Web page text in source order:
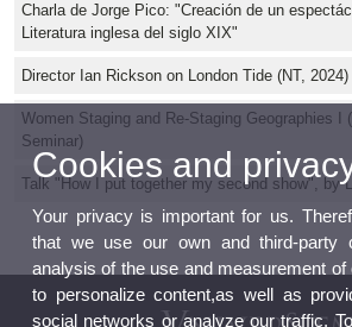
Charla de Jorge Pico: "Creación de un
Literatura inglesa del siglo XIX"
Director Ian Rickson on London Tide (NT, 2024)
Women Staging and Re-Staging Geographies I
Seminar)
Talk "How I put together my second show", by
Cookies and
Your privacy is important for us.
that we use our own and third-party
analysis of the use and measurement of
to personalize content,as well as
social networks or analyze our traffic.